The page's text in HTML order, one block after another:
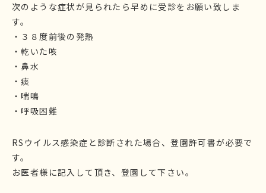
次のような症状が見られたら早めに受診をお願い致しま
す。
・３８度前後の発熱
・乾いた咳
・鼻水
・痰
・喘鳴
・呼吸困難
RSウイルス感染症と診断された場合、登園許可書が必要で
す。
お医者様に記入して頂き、登園して下さい。